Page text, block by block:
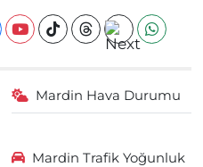
Mardin Hava Durumu
Mardin Trafik Yoğunluk